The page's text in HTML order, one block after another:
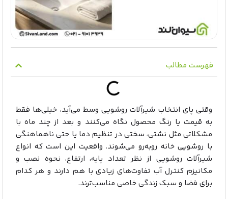
فهرست مطالب
وقتی پای انتخاب شیرآلات روشویی وسط می‌آید، خیلی‌ها فقط
به قیمت یا رنگ محصول نگاه می‌کنند و بعد از چند ماه با
مشکلاتی مثل نشتی، سختی در تنظیم دما یا حتی ناهماهنگی
با روشویی خانه روبه‌رو می‌شوند. واقعیت این است که انواع
شیرآلات روشویی از نظر تعداد پایه، ارتفاع، نحوه نصب و
مکانیزم کنترل آب تفاوت‌های زیادی با هم دارند و هر کدام
برای فضا و سبک زندگی خاصی مناسب‌ترند.